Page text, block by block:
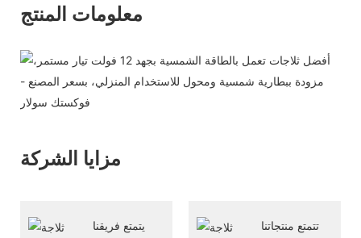
معلومات المنتج
مزايا الشركة
يتمتع فريقنا
تتمتع منتجاتنا